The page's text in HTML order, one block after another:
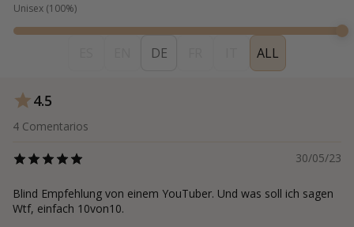
Unisex (100%)
DE ALL
4.5
4 Comentarios
30/05/23
Blind Empfehlung von einem YouTuber. Und was soll ich sagen
Wtf, einfach 10von10.